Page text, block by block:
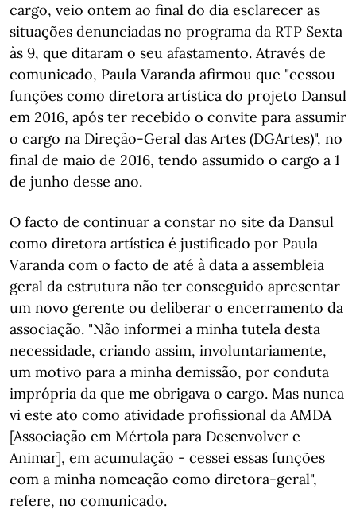
cargo, veio ontem ao final do dia esclarecer as
situações denunciadas no programa da RTP Sexta
às 9, que ditaram o seu afastamento. Através de
comunicado, Paula Varanda afirmou que "cessou
funções como diretora artística do projeto Dansul
em 2016, após ter recebido o convite para assumir
o cargo na Direção-Geral das Artes (DGArtes)", no
final de maio de 2016, tendo assumido o cargo a 1
de junho desse ano.
O facto de continuar a constar no site da Dansul
como diretora artística é justificado por Paula
Varanda com o facto de até à data a assembleia
geral da estrutura não ter conseguido apresentar
um novo gerente ou deliberar o encerramento da
associação. "Não informei a minha tutela desta
necessidade, criando assim, involuntariamente,
um motivo para a minha demissão, por conduta
imprópria da que me obrigava o cargo. Mas nunca
vi este ato como atividade profissional da AMDA
[Associação em Mértola para Desenvolver e
Animar], em acumulação - cessei essas funções
com a minha nomeação como diretora-geral",
refere, no comunicado.